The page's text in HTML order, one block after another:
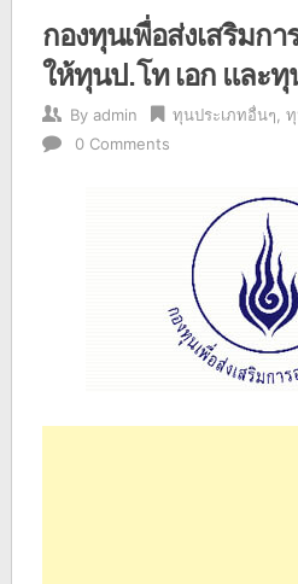
กองทุนเพื่อส่งเสริมก
ให้ทุนป.โท เอก และ
By admin ทุนประเภทอื่นๆ
0 Comments